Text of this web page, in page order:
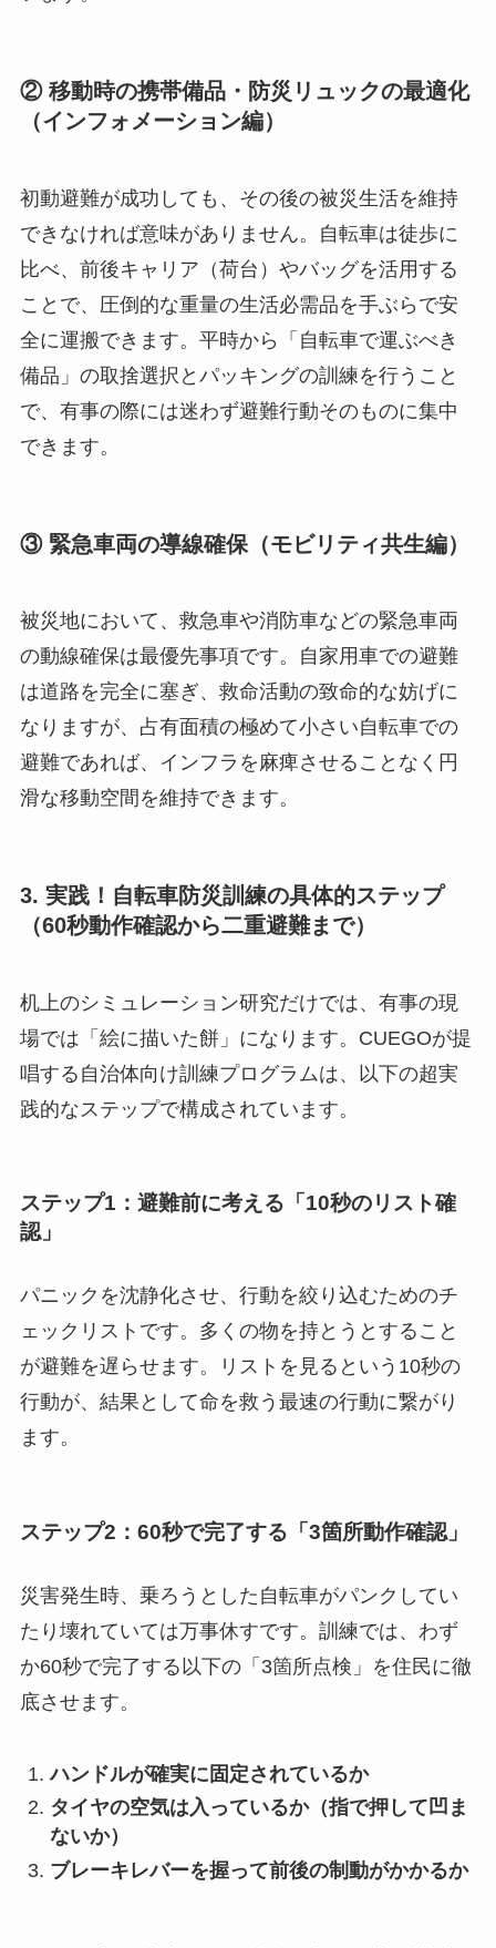
② 移動時の携帯備品・防災リュックの最適化
（インフォメーション編）
初動避難が成功しても、その後の被災生活を維持
できなければ意味がありません。自転車は徒歩に
比べ、前後キャリア（荷台）やバッグを活用する
ことで、圧倒的な重量の生活必需品を手ぶらで安
全に運搬できます。平時から「自転車で運ぶべき
備品」の取捨選択とパッキングの訓練を行うこと
で、有事の際には迷わず避難行動そのものに集中
できます。
③ 緊急車両の導線確保（モビリティ共生編）
被災地において、救急車や消防車などの緊急車両
の動線確保は最優先事項です。自家用車での避難
は道路を完全に塞ぎ、救命活動の致命的な妨げに
なりますが、占有面積の極めて小さい自転車での
避難であれば、インフラを麻痺させることなく円
滑な移動空間を維持できます。
3. 実践！自転車防災訓練の具体的ステップ
（60秒動作確認から二重避難まで）
机上のシミュレーション研究だけでは、有事の現
場では「絵に描いた餅」になります。CUEGOが提
唱する自治体向け訓練プログラムは、以下の超実
践的なステップで構成されています。
ステップ1：避難前に考える「10秒のリスト確
認」
パニックを沈静化させ、行動を絞り込むためのチ
ェックリストです。多くの物を持とうとすること
が避難を遅らせます。リストを見るという10秒の
行動が、結果として命を救う最速の行動に繋がり
ます。
ステップ2：60秒で完了する「3箇所動作確認」
災害発生時、乗ろうとした自転車がパンクしてい
たり壊れていては万事休すです。訓練では、わず
か60秒で完了する以下の「3箇所点検」を住民に徹
底させます。
ハンドルが確実に固定されているか
タイヤの空気は入っているか（指で押して凹ま
ないか）
ブレーキレバーを握って前後の制動がかかるか